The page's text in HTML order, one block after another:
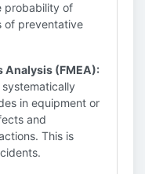
probability of
of preventative
Analysis (FMEA):
in equipment or
and
This is